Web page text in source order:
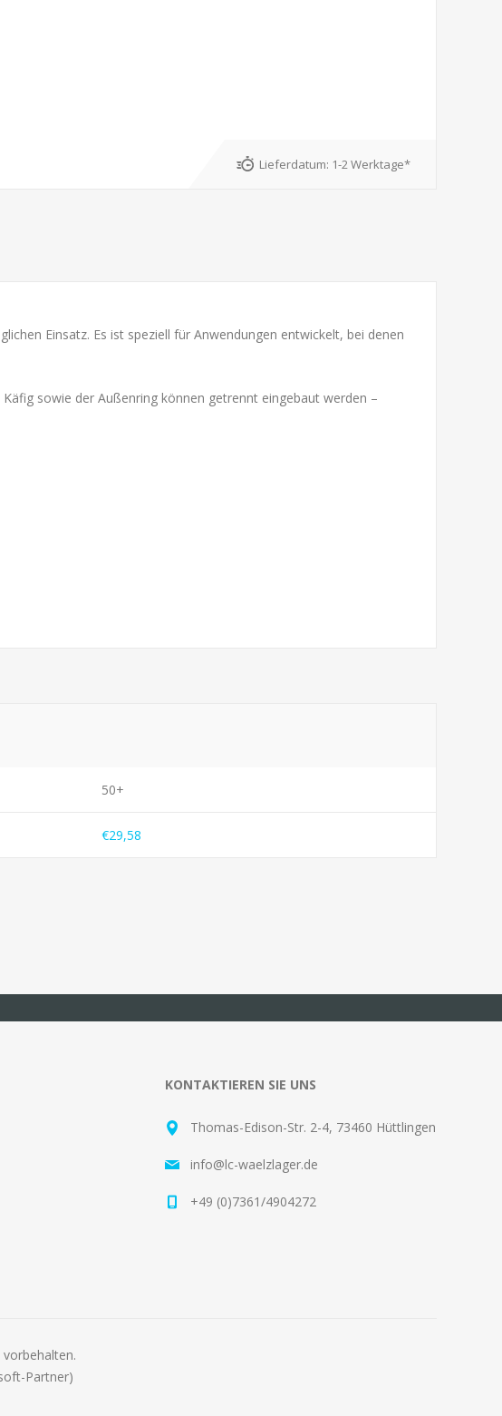
Lieferdatum: 1-2 Werktage*
Einsatz. Es ist speziell für Anwendungen entwickelt, bei denen
sowie der Außenring können getrennt eingebaut werden –
50+
€29,58
KONTAKTIEREN SIE UNS
Thomas-Edison-Str. 2-4, 73460 Hüttlingen
info@lc-waelzlager.de
+49 (0)7361/4904272
Partner)